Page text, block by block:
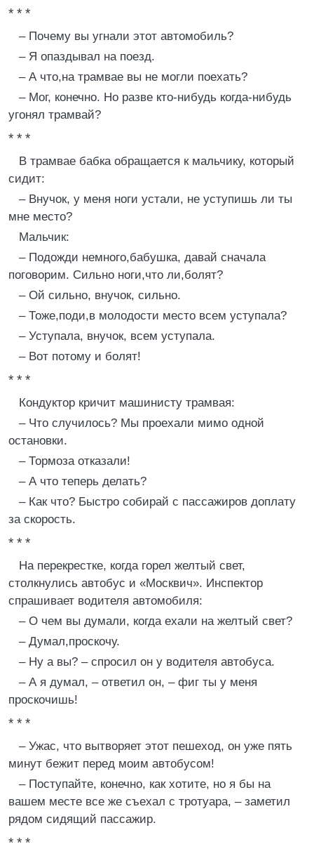
* * *
– Почему вы угнали этот автомобиль?
– Я опаздывал на поезд.
– А что,на трамвае вы не могли поехать?
– Мог, конечно. Но разве кто-нибудь когда-нибудь
угонял трамвай?
* * *
В трамвае бабка обращается к мальчику, который
сидит:
– Внучок, у меня ноги устали, не уступишь ли ты
мне место?
Мальчик:
– Подожди немного,бабушка, давай сначала
поговорим. Сильно ноги,что ли,болят?
– Ой сильно, внучок, сильно.
– Тоже,поди,в молодости место всем уступала?
– Уступала, внучок, всем уступала.
– Вот потому и болят!
* * *
Кондуктор кричит машинисту трамвая:
– Что случилось? Мы проехали мимо одной
остановки.
– Тормоза отказали!
– А что теперь делать?
– Как что? Быстро собирай с пассажиров доплату
за скорость.
* * *
На перекрестке, когда горел желтый свет,
столкнулись автобус и «Москвич». Инспектор
спрашивает водителя автомобиля:
– О чем вы думали, когда ехали на желтый свет?
– Думал,проскочу.
– Ну а вы? – спросил он у водителя автобуса.
– А я думал, – ответил он, – фиг ты у меня
проскочишь!
* * *
– Ужас, что вытворяет этот пешеход, он уже пять
минут бежит перед моим автобусом!
– Поступайте, конечно, как хотите, но я бы на
вашем месте все же съехал с тротуара, – заметил
рядом сидящий пассажир.
* * *